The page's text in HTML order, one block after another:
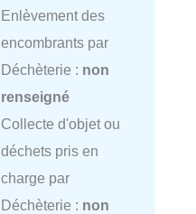
Enlèvement des
encombrants par
Déchèterie : non
renseigné
Collecte d'objet ou
déchets pris en
charge par
Déchèterie : non